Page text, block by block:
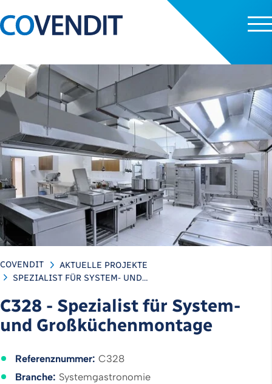
COVENDIT
AKTUELLE PROJEKTE
SPEZIALIST FÜR SYSTEM- UND…
C328 - Spezialist für System-
und Großküchenmontage
Referenznummer: C328
Branche: Systemgastronomie